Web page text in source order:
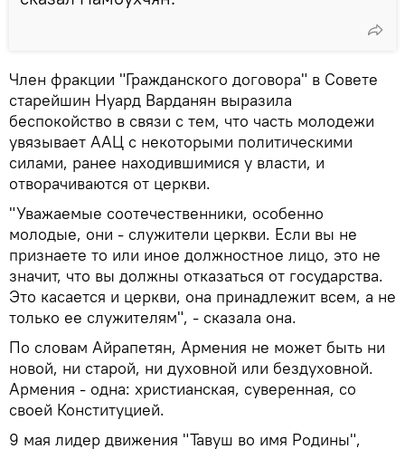
Член фракции "Гражданского договора" в Совете
старейшин Нуард Варданян выразила
беспокойство в связи с тем, что часть молодежи
увязывает ААЦ с некоторыми политическими
силами, ранее находившимися у власти, и
отворачиваются от церкви.
"Уважаемые соотечественники, особенно
молодые, они - служители церкви. Если вы не
признаете то или иное должностное лицо, это не
значит, что вы должны отказаться от государства.
Это касается и церкви, она принадлежит всем, а не
только ее служителям", - сказала она.
По словам Айрапетян, Армения не может быть ни
новой, ни старой, ни духовной или бездуховной.
Армения - одна: христианская, суверенная, со
своей Конституцией.
9 мая лидер движения "Тавуш во имя Родины",